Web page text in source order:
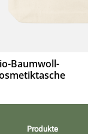
Baumwoll-
Produkte